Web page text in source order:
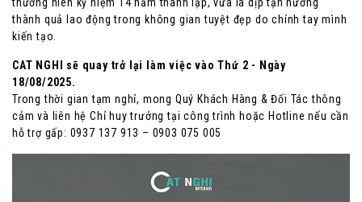
thành quả lao động trong không gian tuyệt đẹp do chính tay mình
kiến tạo.
CAT NGHI sẽ quay trở lại làm việc vào Thứ 2 - Ngày
18/08/2025.
Trong thời gian tạm nghỉ, mong Quý Khách Hàng & Đối Tác thông
cảm và liên hệ Chỉ huy trưởng tại công trình hoặc Hotline nếu cần
hỗ trợ gấp: 0937 137 913 – 0903 075 005